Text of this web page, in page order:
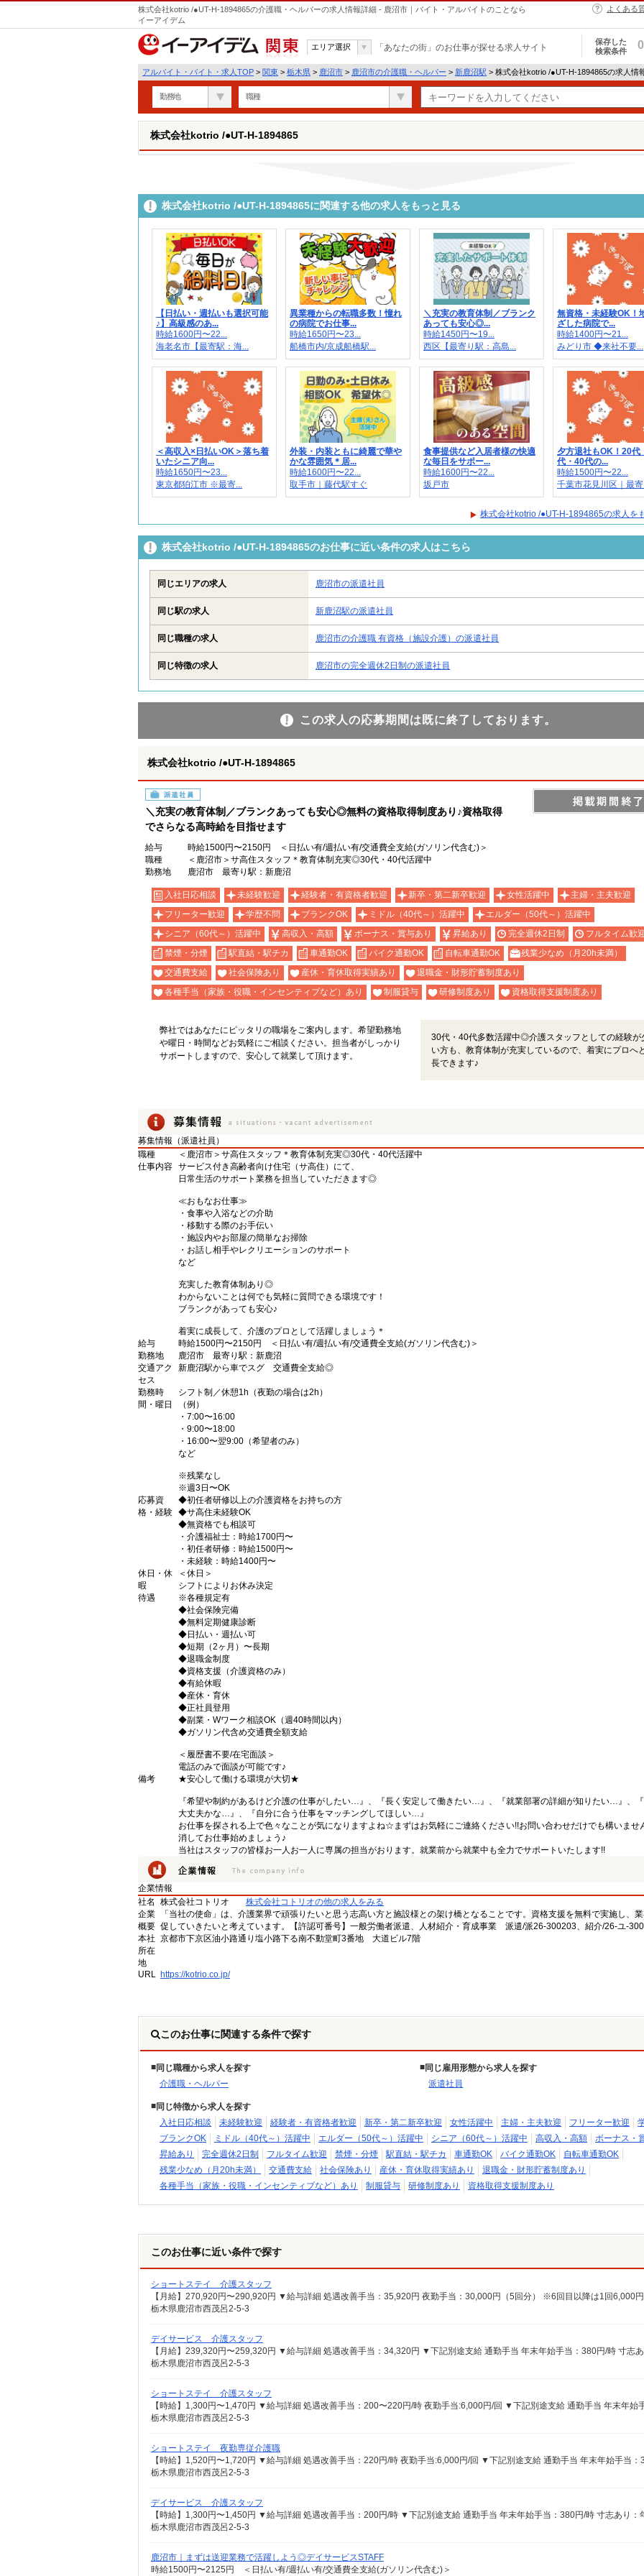
株式会社kotrio /●UT-H-1894865の介護職・ヘルパーの求人情報詳細 - 鹿沼市｜バイト・アルバイトのことなら
イーアイデム
よくある
関東
エリア選択 「あなたの街」のお仕事が探せる求人サイト
保存した
検索条件
0
アルバイト・バイト・求人TOP > 関東 > 栃木県 > 鹿沼市 > 鹿沼市の介護職・ヘルパー > 新鹿沼駅 > 株式会社kotrio /●UT-H-1894865の求人情
勤務地 職種
株式会社kotrio /●UT-H-1894865
株式会社kotrio /●UT-H-1894865に関連する他の求人をもっと見る
【日払い・週払いも選択可能
♪】高級感のあ...
時給1600円〜22...
海老名市【最寄駅：海...
異業種からの転職多数！憧れ
の病院でお仕事...
時給1650円〜23...
船橋市内/京成船橋駅...
＼充実の教育体制／ブランク
あっても安心◎...
時給1450円〜19...
西区【最寄り駅：高島...
無資格・未経験OK！
ざした病院で...
時給1400円〜21...
みどり市 ◆来社不要...
＜高収入×日払いOK＞落ち着
いたシニア向...
時給1650円〜23...
東京都狛江市 ※最寄...
外装・内装ともに綺麗で華や
かな雰囲気＊居...
時給1600円〜22...
取手市｜藤代駅すぐ
食事提供など入居者様の快適
な毎日をサポー...
時給1600円〜22...
坂戸市
夕方退社もOK！20代
代・40代の...
時給1500円〜22...
千葉市花見川区｜最
株式会社kotrio /●UT-H-1894865の求人を
株式会社kotrio /●UT-H-1894865のお仕事に近い条件の求人はこちら
同じエリアの求人 鹿沼市の派遣社員
同じ駅の求人 新鹿沼駅の派遣社員
同じ職種の求人 鹿沼市の介護職 有資格（施設介護）の派遣社員
同じ特徴の求人 鹿沼市の完全週休2日制の派遣社員
この求人の応募期間は既に終了しております。
株式会社kotrio /●UT-H-1894865
派遣社員
＼充実の教育体制／ブランクあっても安心◎無料の資格取得制度あり♪資格取得
でさらなる高時給を目指せます
給与
時給1500円〜2150円 ＜日払い有/週払い有/交通費全支給(ガソリン代含む)＞
職種
＜鹿沼市＞サ高住スタッフ＊教育体制充実◎30代・40代活躍中
勤務地
鹿沼市 最寄り駅：新鹿沼
入社日応相談 未経験歓迎 経験者・有資格者歓迎 新卒・第二新卒歓迎 女性活躍中
主婦・主夫歓迎
フリーター歓迎
学歴不問 ブランクOK ミドル（40代～）活躍中
エルダー（50代～）活躍中
シニア（60代～）活躍中
高収入・高額 ボーナス・賞与あり 昇給あり 完全週休2日制
フルタイム歓
禁煙・分煙
駅直結・駅チカ 車通勤OK バイク通勤OK 自転車通勤OK
残業少なめ（月20h未満）
交通費支給
社会保険あり 産休・育休取得実績あり
退職金・財形貯蓄制度あり
各種手当（家族・役職・インセンティブなど）あり
制服貸与 研修制度あり 資格取得支援制度あり
弊社ではあなたにピッタリの職場をご案内します。希望勤務地
や曜日・時間などお気軽にご相談ください。担当者がしっかり
サポートしますので、安心して就業して頂けます。
30代・40代多数活躍中◎介護スタッフとしての経験が
い方も、教育体制が充実しているので、着実にプロへ
長できます♪
募集情報（派遣社員）
職種
＜鹿沼市＞サ高住スタッフ＊教育体制充実◎30代・40代活躍中
仕事内容 サービス付き高齢者向け住宅（サ高住）にて、
日常生活のサポート業務を担当していただきます◎
≪おもなお仕事≫
・食事や入浴などの介助
・移動する際のお手伝い
・施設内やお部屋の簡単なお掃除
・お話し相手やレクリエーションのサポート
など
充実した教育体制あり◎
わからないことは何でも気軽に質問できる環境です！
ブランクがあっても安心♪
着実に成長して、介護のプロとして活躍しましょう＊
給与
時給1500円〜2150円 ＜日払い有/週払い有/交通費全支給(ガソリン代含む)＞
勤務地
鹿沼市 最寄り駅：新鹿沼
交通アク
セス
新鹿沼駅から車でスグ 交通費全支給◎
勤務時
間・曜日
シフト制／休憩1h（夜勤の場合は2h）
（例）
・7:00〜16:00
・9:00〜18:00
・16:00〜翌9:00（希望者のみ）
など
※残業なし
※週3日〜OK
応募資
格・経験
◆初任者研修以上の介護資格をお持ちの方
◆サ高住未経験OK
◆無資格でも相談可
・介護福祉士：時給1700円〜
・初任者研修：時給1500円〜
・未経験：時給1400円〜
休日・休
暇
＜休日＞
シフトによりお休み決定
待遇
※各種規定有
◆社会保険完備
◆無料定期健康診断
◆日払い・週払い可
◆短期（2ヶ月）〜長期
◆退職金制度
◆資格支援（介護資格のみ）
◆有給休暇
◆産休・育休
◆正社員登用
◆副業・Wワーク相談OK（週40時間以内）
◆ガソリン代含め交通費全額支給
＜履歴書不要/在宅面談＞
電話のみで面談が可能です♪
備考
★安心して働ける環境が大切★
『希望や制約があるけど介護の仕事がしたい…』、『長く安定して働きたい…』、『就業部署の詳細が知りたい…』、
大丈夫かな…』、『自分に合う仕事をマッチングしてほしい…』
お仕事を探される上で色々なことが気になりますよね☆まずはお気軽にご連絡ください!!お問い合わせだけでも構いませ
消してお仕事始めましょう♪
当社はスタッフの皆様お一人お一人に専属の担当がおります。就業前から就業中も全力でサポートいたします!!
企業情報
社名
株式会社コトリオ
株式会社コトリオの他の求人をみる
企業
概要
「当社の使命」は、介護業界で頑張りたいと思う志高い方と施設様との架け橋となることです。資格支援を無料で実施し、
促していきたいと考えています。【許認可番号】一般労働者派遣、人材紹介・育成事業 派遣/派26-300203、紹介/26-ユ-
本社
所在
地
京都市下京区油小路通り塩小路下る南不動堂町3番地 大道ビル7階
URL https://kotrio.co.jp/
このお仕事に関連する条件で探す
同じ職種から求人を探す
介護職・ヘルパー
同じ雇用形態から求人を探す
派遣社員
同じ特徴から求人を探す
入社日応相談
未経験歓迎 経験者・有資格者歓迎 新卒・第二新卒歓迎 女性活躍中 主婦・主夫歓迎 フリーター歓迎
ブランクOK
ミドル（40代～）活躍中 エルダー（50代～）活躍中 シニア（60代～）活躍中 高収入・高額
ボーナス・
昇給あり
完全週休2日制 フルタイム歓迎 禁煙・分煙 駅直結・駅チカ 車通勤OK バイク通勤OK
自転車通勤OK
残業少なめ（月20h未満）
交通費支給 社会保険あり 産休・育休取得実績あり
退職金・財形貯蓄制度あり
各種手当（家族・役職・インセンティブなど）あり
制服貸与 研修制度あり 資格取得支援制度あり
このお仕事に近い条件で探す
ショートステイ 介護スタッフ
栃木県鹿沼市西茂呂2-5-3
デイサービス 介護スタッフ
栃木県鹿沼市西茂呂2-5-3
ショートステイ 介護スタッフ
栃木県鹿沼市西茂呂2-5-3
ショートステイ 夜勤専従介護職
栃木県鹿沼市西茂呂2-5-3
デイサービス 介護スタッフ
栃木県鹿沼市西茂呂2-5-3
鹿沼市｜まずは送迎業務で活躍しよう◎デイサービスSTAFF
時給1500円〜2125円 ＜日払い有/週払い有/交通費全支給(ガソリン代含む)＞